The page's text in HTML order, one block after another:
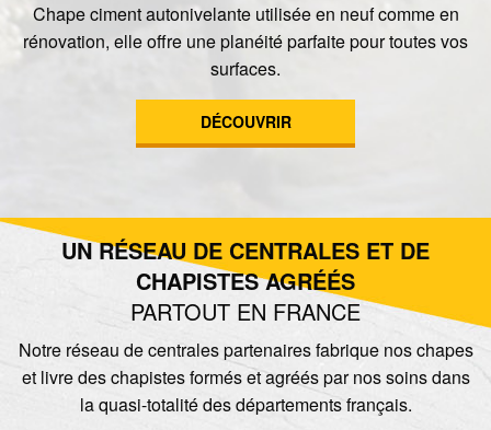
Chape ciment autonivelante utilisée en neuf comme en
rénovation, elle offre une planéité parfaite pour toutes vos
surfaces.
DÉCOUVRIR
UN RÉSEAU DE CENTRALES ET DE
CHAPISTES AGRÉÉS
PARTOUT EN FRANCE
Notre réseau de centrales partenaires fabrique nos chapes
et livre des chapistes formés et agréés par nos soins dans
la quasi-totalité des départements français.